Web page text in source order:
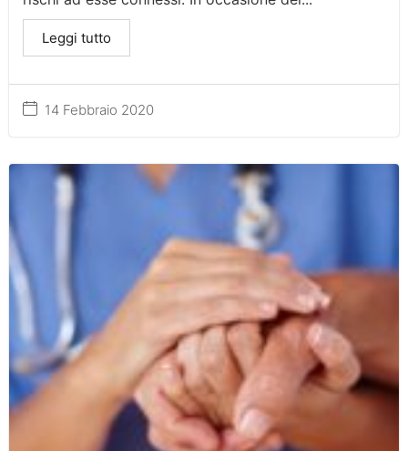
14 Febbraio 2020
Leggi tutto